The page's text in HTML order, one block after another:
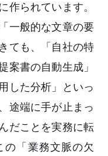
作られています。
一般的な文章の要
ても、「自社の特
案書の自動生成」
した分析」といっ
途端に手が止まっ
だことを実務に転
の「業務文脈の欠